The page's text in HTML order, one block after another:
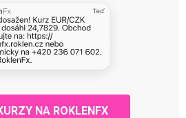
NA ROKLENFX